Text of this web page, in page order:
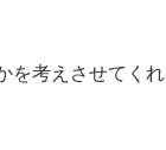
を考えさせてくれ